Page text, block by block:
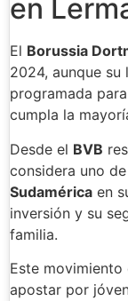
en
El Borussia
2024, aunque
programada
cumpla la
Desde el BVB
considera uno
Sudamérica en
inversión y su
familia.
Este
apostar por